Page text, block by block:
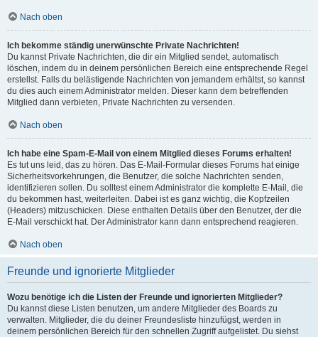
Nach oben
Ich bekomme ständig unerwünschte Private Nachrichten!
Du kannst Private Nachrichten, die dir ein Mitglied sendet, automatisch
löschen, indem du in deinem persönlichen Bereich eine entsprechende Regel
erstellst. Falls du belästigende Nachrichten von jemandem erhältst, so kannst
du dies auch einem Administrator melden. Dieser kann dem betreffenden
Mitglied dann verbieten, Private Nachrichten zu versenden.
Nach oben
Ich habe eine Spam-E-Mail von einem Mitglied dieses Forums erhalten!
Es tut uns leid, das zu hören. Das E-Mail-Formular dieses Forums hat einige
Sicherheitsvorkehrungen, die Benutzer, die solche Nachrichten senden,
identifizieren sollen. Du solltest einem Administrator die komplette E-Mail, die
du bekommen hast, weiterleiten. Dabei ist es ganz wichtig, die Kopfzeilen
(Headers) mitzuschicken. Diese enthalten Details über den Benutzer, der die
E-Mail verschickt hat. Der Administrator kann dann entsprechend reagieren.
Nach oben
Freunde und ignorierte Mitglieder
Wozu benötige ich die Listen der Freunde und ignorierten Mitglieder?
Du kannst diese Listen benutzen, um andere Mitglieder des Boards zu
verwalten. Mitglieder, die du deiner Freundesliste hinzufügst, werden in
deinem persönlichen Bereich für den schnellen Zugriff aufgelistet. Du siehst